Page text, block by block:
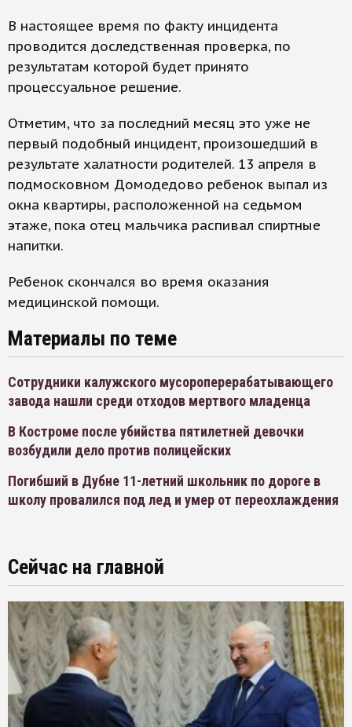
В настоящее время по факту инцидента
проводится доследственная проверка, по
результатам которой будет принято
процессуальное решение.
Отметим, что за последний месяц это уже не
первый подобный инцидент, произошедший в
результате халатности родителей. 13 апреля в
подмосковном Домодедово ребенок выпал из
окна квартиры, расположенной на седьмом
этаже, пока отец мальчика распивал спиртные
напитки.
Ребенок скончался во время оказания
медицинской помощи.
Материалы по теме
Сотрудники калужского мусороперерабатывающего
завода нашли среди отходов мертвого младенца
В Костроме после убийства пятилетней девочки
возбудили дело против полицейских
Погибший в Дубне 11-летний школьник по дороге в
школу провалился под лед и умер от переохлаждения
Сейчас на главной